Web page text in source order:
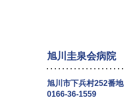
旭川圭泉会病院
旭川市下兵村252番地
0166-36-1559